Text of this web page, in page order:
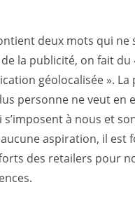
deux mots qui ne
la publicité, on fait
géolocalisée ».
personne ne veut en
à nous et
aspiration, il est
des retailers pour